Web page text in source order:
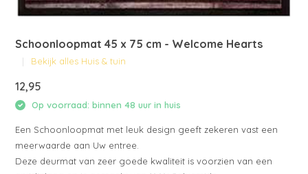
Schoonloopmat 45 x 75 cm - Welcome Hearts
Bekijk alles Huis & tuin
12,95
Op voorraad: binnen 48 uur in huis
Een Schoonloopmat met leuk design geeft zekeren vast een
meerwaarde aan Uw entree.
Deze deurmat van zeer goede kwaliteit is voorzien van een